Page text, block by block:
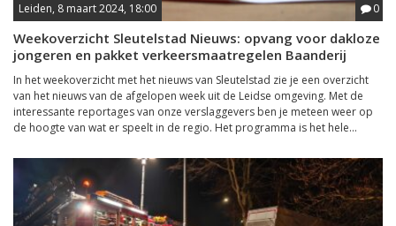
Leiden, 8 maart 2024, 18:00 0
Weekoverzicht Sleutelstad Nieuws: opvang voor dakloze
jongeren en pakket verkeersmaatregelen Baanderij
In het weekoverzicht met het nieuws van Sleutelstad zie je een overzicht
van het nieuws van de afgelopen week uit de Leidse omgeving. Met de
interessante reportages van onze verslaggevers ben je meteen weer op
de hoogte van wat er speelt in de regio. Het programma is het hele...